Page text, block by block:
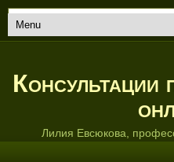
Консультации
Лилия Евсюкова,